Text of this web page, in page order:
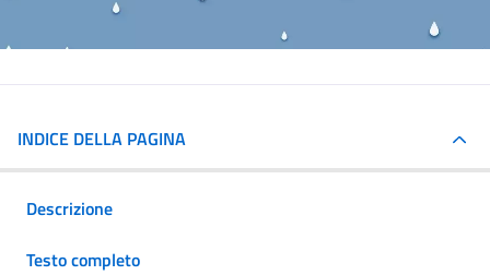
INDICE DELLA PAGINA
Descrizione
Testo completo